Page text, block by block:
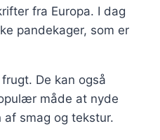
fra Europa. I dag
pandekager, som er
De kan også
måde at nyde
smag og tekstur.